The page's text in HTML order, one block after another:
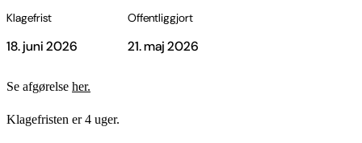
Klagefrist
18. juni 2026
Offentliggjort
21. maj 2026
Se afgørelse her.
Klagefristen er 4 uger.